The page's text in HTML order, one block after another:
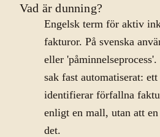
Vad är dunning?
Engelsk term för aktiv
fakturor. På svenska
eller
sak fast automatiserat:
identifierar förfallna
enligt en mall, utan att
det.